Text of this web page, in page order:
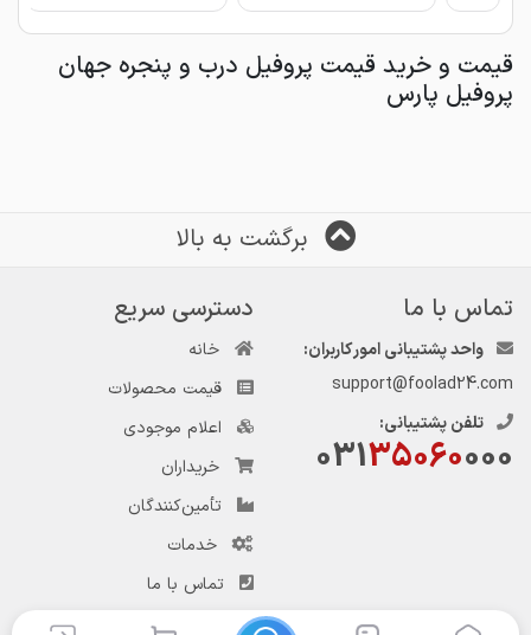
قیمت و خرید قیمت پروفیل درب و پنجره جهان
پروفیل پارس
برگشت به بالا
تماس با ما
واحد پشتیبانی امور کاربران:
support@foolad24.com
تلفن پشتیبانی:
03135060000
دسترسی سریع
خانه
قیمت محصولات
اعلام موجودی
خریداران
تأمین‌کنندگان
خدمات
تماس با ما